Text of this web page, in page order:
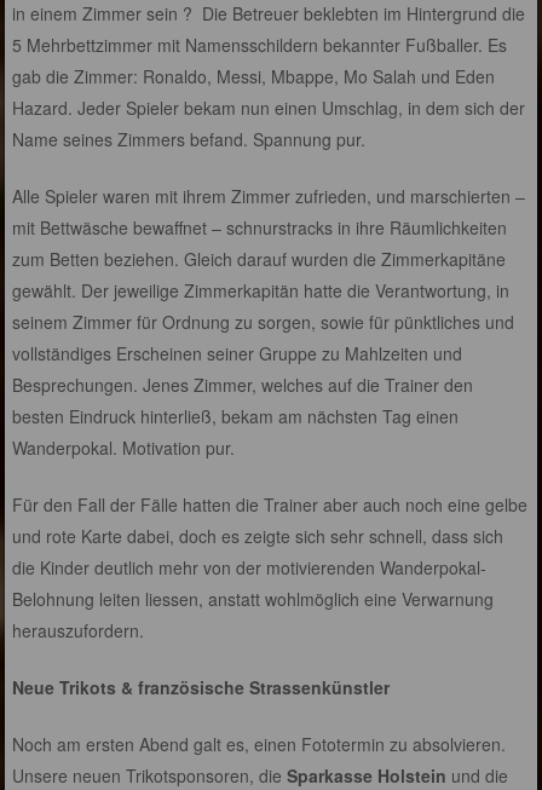
in einem Zimmer sein ? Die Betreuer beklebten im Hintergrund die
5 Mehrbettzimmer mit Namensschildern bekannter Fußballer. Es
gab die Zimmer: Ronaldo, Messi, Mbappe, Mo Salah und Eden
Hazard. Jeder Spieler bekam nun einen Umschlag, in dem sich der
Name seines Zimmers befand. Spannung pur.
Alle Spieler waren mit ihrem Zimmer zufrieden, und marschierten –
mit Bettwäsche bewaffnet – schnurstracks in ihre Räumlichkeiten
zum Betten beziehen. Gleich darauf wurden die Zimmerkapitäne
gewählt. Der jeweilige Zimmerkapitän hatte die Verantwortung, in
seinem Zimmer für Ordnung zu sorgen, sowie für pünktliches und
vollständiges Erscheinen seiner Gruppe zu Mahlzeiten und
Besprechungen. Jenes Zimmer, welches auf die Trainer den
besten Eindruck hinterließ, bekam am nächsten Tag einen
Wanderpokal. Motivation pur.
Für den Fall der Fälle hatten die Trainer aber auch noch eine gelbe
und rote Karte dabei, doch es zeigte sich sehr schnell, dass sich
die Kinder deutlich mehr von der motivierenden Wanderpokal-
Belohnung leiten liessen, anstatt wohlmöglich eine Verwarnung
herauszufordern.
Neue Trikots & französische Strassenkünstler
Noch am ersten Abend galt es, einen Fototermin zu absolvieren.
Unsere neuen Trikotsponsoren, dieSparkasse Holstein und die